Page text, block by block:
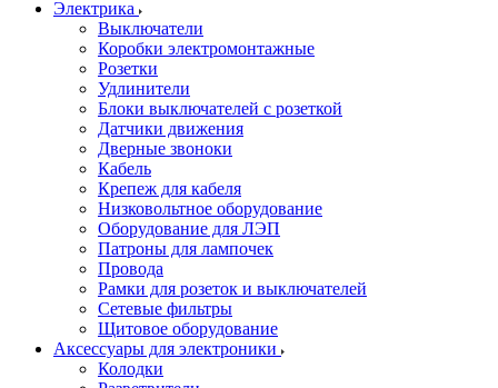
Электрика
Выключатели
Коробки электромонтажные
Розетки
Удлинители
Блоки выключателей с розеткой
Датчики движения
Дверные звоноки
Кабель
Крепеж для кабеля
Низковольтное оборудование
Оборудование для ЛЭП
Патроны для лампочек
Провода
Рамки для розеток и выключателей
Сетевые фильтры
Щитовое оборудование
Аксессуары для электроники
Колодки